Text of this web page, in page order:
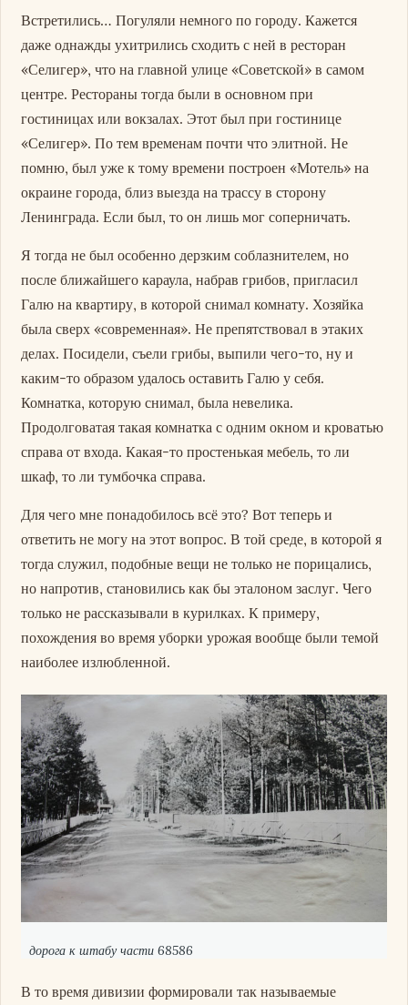
Встретились… Погуляли немного по городу. Кажется
даже однажды ухитрились сходить с ней в ресторан
«Селигер», что на главной улице «Советской» в самом
центре. Рестораны тогда были в основном при
гостиницах или вокзалах. Этот был при гостинице
«Селигер». По тем временам почти что элитной. Не
помню, был уже к тому времени построен «Мотель» на
окраине города, близ выезда на трассу в сторону
Ленинграда. Если был, то он лишь мог соперничать.
Я тогда не был особенно дерзким соблазнителем, но
после ближайшего караула, набрав грибов, пригласил
Галю на квартиру, в которой снимал комнату. Хозяйка
была сверх «современная». Не препятствовал в этаких
делах. Посидели, съели грибы, выпили чего-то, ну и
каким-то образом удалось оставить Галю у себя.
Комнатка, которую снимал, была невелика.
Продолговатая такая комнатка с одним окном и кроватью
справа от входа. Какая-то простенькая мебель, то ли
шкаф, то ли тумбочка справа.
Для чего мне понадобилось всё это? Вот теперь и
ответить не могу на этот вопрос. В той среде, в которой я
тогда служил, подобные вещи не только не порицались,
но напротив, становились как бы эталоном заслуг. Чего
только не рассказывали в курилках. К примеру,
похождения во время уборки урожая вообще были темой
наиболее излюбленной.
дорога к штабу части 68586
В то время дивизии формировали так называемые